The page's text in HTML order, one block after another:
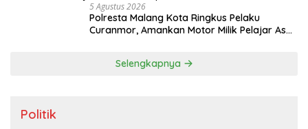
5 Agustus 2026
Polresta Malang Kota Ringkus Pelaku
Curanmor, Amankan Motor Milik Pelajar Asal
Selengkapnya
Politik